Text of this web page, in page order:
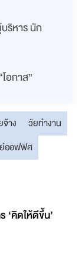
ริหาร นัก
อกาส”
าง
วัยทำงาน
ออฟฟิศ
‘คิดให้ดีขึ้น’